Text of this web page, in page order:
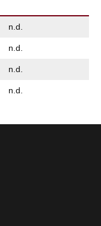
n.d.
n.d.
n.d.
n.d.